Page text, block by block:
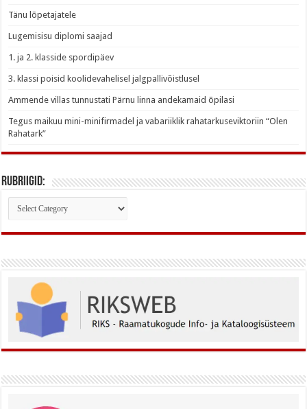
Tänu lõpetajatele
Lugemisisu diplomi saajad
1. ja 2. klasside spordipäev
3. klassi poisid koolidevahelisel jalgpallivõistlusel
Ammende villas tunnustati Pärnu linna andekamaid õpilasi
Tegus maikuu mini-minifirmadel ja vabariiklik rahatarkuseviktoriin “Olen
Rahatark”
Rubriigid:
Rubriigid: